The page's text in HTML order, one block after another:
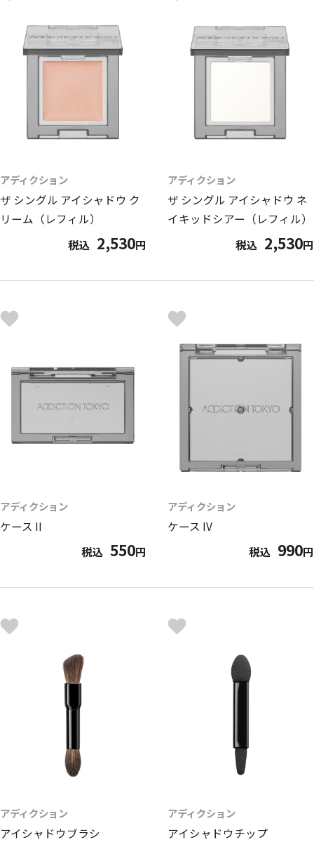
アディクション
ザ シングル アイシャドウ ク
リーム（レフィル）
税込 2,530円
アディクション
ザ シングル アイシャドウ ネ
イキッドシアー（レフィル）
税込 2,530円
アディクション
ケース II
税込 550円
アディクション
ケース IV
税込 990円
アディクション
アイシャドウブラシ
アディクション
アイシャドウチップ